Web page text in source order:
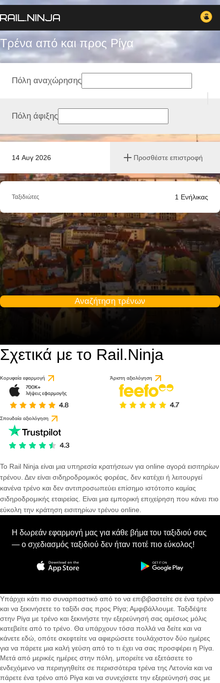
Τρένα από και προς Ρίγα
14 Αυγ 2026 Προσθέστε επιστροφή
Πόλη αναχώρησης
Πόλη άφιξης
Ταξιδιώτες 1 Ενήλικας
Αναζήτηση τρένων
Σχετικά με το Rail.Ninja
Κορυφαία εφαρμογή Άριστη αξιολόγηση
Σπουδαία αξιολόγηση
Το Rail Ninja είναι μια υπηρεσία κρατήσεων για online αγορά εισιτηρίων
τρένου. Δεν είναι σιδηροδρομικός φορέας, δεν κατέχει ή λειτουργεί
κανένα τρένο και δεν αντιπροσωπεύει επίσημο ιστότοπο καμίας
σιδηροδρομικής εταιρείας. Είναι μια εμπορική επιχείρηση που κάνει πιο
εύκολη την κράτηση εισιτηρίων τρένου online.
Η δωρεάν εφαρμογή μας για κάθε βήμα του ταξιδιού σας
— ο σχεδιασμός ταξιδιού δεν ήταν ποτέ πιο εύκολος!
Υπάρχει κάτι πιο συναρπαστικό από το να επιβιβαστείτε σε ένα τρένο
και να ξεκινήσετε το ταξίδι σας προς Ρίγα; Αμφιβάλλουμε. Ταξιδέψτε
στην Ρίγα με τρένο και ξεκινήστε την εξερεύνησή σας αμέσως μόλις
κατεβείτε από το τρένο. Θα υπάρχουν τόσα πολλά να δείτε και να
κάνετε εδώ, οπότε σκεφτείτε να αφιερώσετε τουλάχιστον δύο ημέρες
για να πάρετε μια καλή γεύση από το τι έχει να σας προσφέρει η Ρίγα.
Μετά από μερικές ημέρες στην πόλη, μπορείτε να εξετάσετε το
ενδεχόμενο να περιηγηθείτε σε περισσότερα τρένα της Λετονία και να
πάρετε ένα τρένο από Ρίγα και να συνεχίσετε την εξερεύνησή σας με